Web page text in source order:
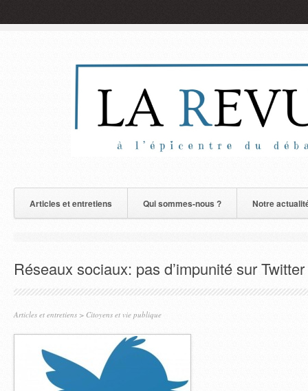
Articles et entretiens Qui sommes-nous ? Notre
Réseaux sociaux: pas d’impunité sur
Articles et entretiens > Citoyens et vie publique